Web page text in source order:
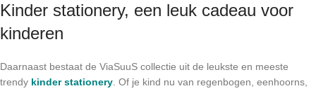
Kinder stationery, een leuk cadeau voor
kinderen
Daarnaast bestaat de ViaSuuS collectie uit de leukste en meeste
trendy kinder stationery . Of je kind nu van regenbogen, eenhoorns,